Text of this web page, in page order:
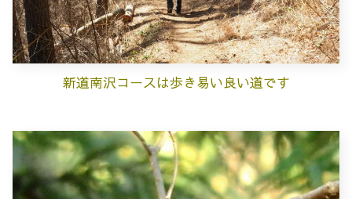
新道南沢コースは歩き易い良い道です